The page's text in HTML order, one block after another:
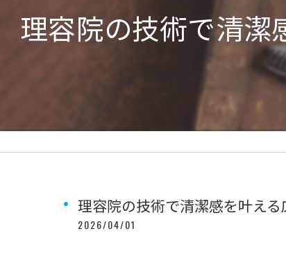
理容院の技術で清潔
理容院の技術で清潔感を叶え
2026/04/01